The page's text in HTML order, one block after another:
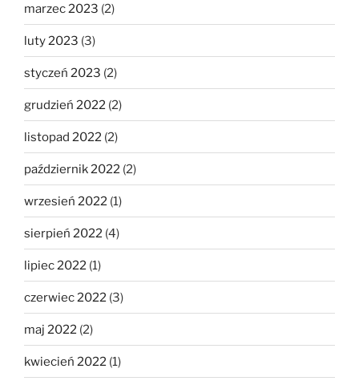
marzec 2023 (2)
luty 2023 (3)
styczeń 2023 (2)
grudzień 2022 (2)
listopad 2022 (2)
październik 2022 (2)
wrzesień 2022 (1)
sierpień 2022 (4)
lipiec 2022 (1)
czerwiec 2022 (3)
maj 2022 (2)
kwiecień 2022 (1)